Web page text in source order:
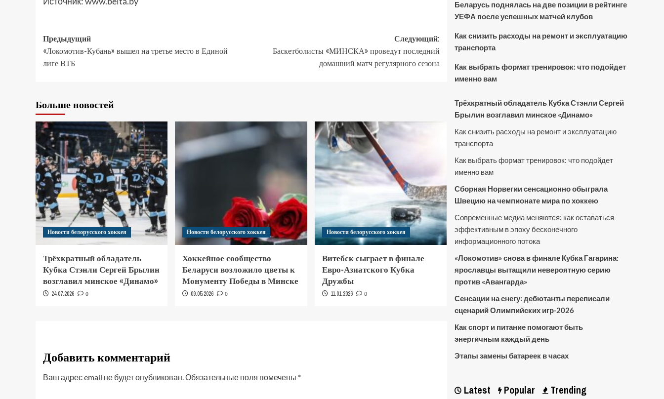
Предыдущий
«Локомотив-Кубань» вышел на третье место в Единой
лиге ВТБ
Следующий:
Баскетболисты «МИНСКА» проведут последний
домашний матч регулярного сезона
Больше новостей
Новости белорусского хоккея
Трёхкратный обладатель
Кубка Стэнли Сергей Брылин
возглавил минское «Динамо»
24.07.2026 0
Новости белорусского хоккея
Хоккейное сообщество
Беларуси возложило цветы к
Монументу Победы в Минске
09.05.2026 0
Новости белорусского хоккея
Витебск сыграет в финале
Евро-Азиатского Кубка
Дружбы
11.01.2026 0
Добавить комментарий
Ваш адрес email не будет опубликован.Обязательные поля помечены *
Беларусь поднялась на две позиции в рейтинге
УЕФА после успешных матчей клубов
Как снизить расходы на ремонт и эксплуатацию
транспорта
Как выбрать формат тренировок: что подойдет
именно вам
Трёхкратный обладатель Кубка Стэнли Сергей
Брылин возглавил минское «Динамо»
Как снизить расходы на ремонт и эксплуатацию
транспорта
Как выбрать формат тренировок: что подойдет
именно вам
Сборная Норвегии сенсационно обыграла
Швецию на чемпионате мира по хоккею
Современные медиа меняются: как оставаться
эффективным в эпоху бесконечного
информационного потока
«Локомотив» снова в финале Кубка Гагарина:
ярославцы вытащили невероятную серию
против «Авангарда»
Сенсации на снегу: дебютанты переписали
сценарий Олимпийских игр-2026
Как спорт и питание помогают быть
энергичным каждый день
Этапы замены батареек в часах
Latest Popular Trending